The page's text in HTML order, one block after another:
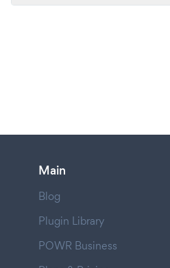
Main
Blog
Plugin Library
POWR Business